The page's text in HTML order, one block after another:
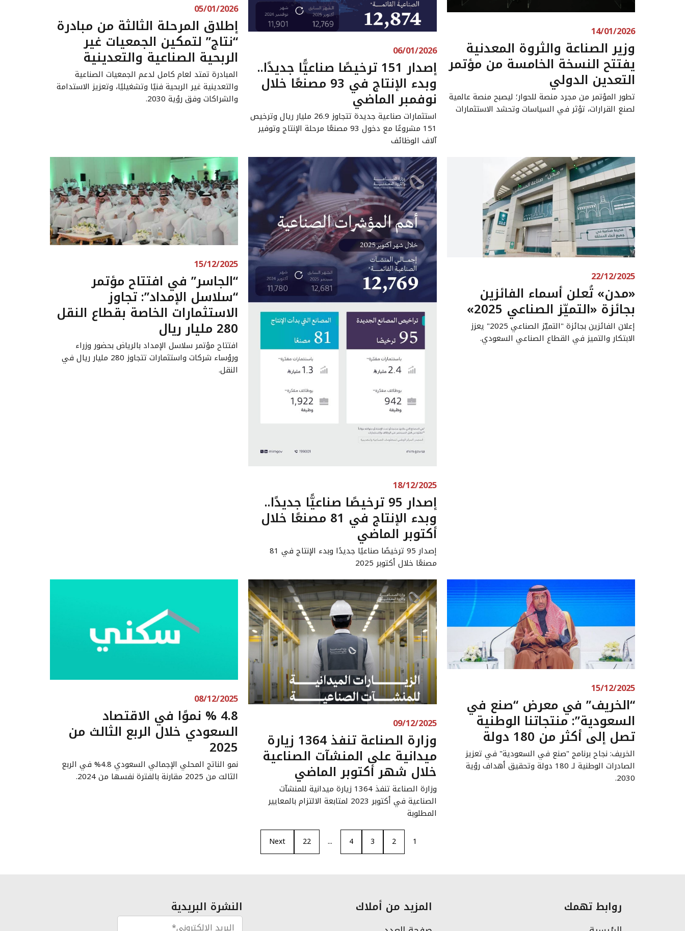
14/01/2026
وزير الصناعة والثروة المعدنية
يفتتح النسخة الخامسة من مؤتمر
التعدين الدولي
تطور المؤتمر من مجرد منصة للحوار؛ ليصبح منصة عالمية
لصنع القرارات، تؤثر في السياسات وتحشد الاستثمارات
06/01/2026
إصدار 151 ترخيصًا صناعيًّا جديدًا..
وبدء الإنتاج في 93 مصنعًا خلال
نوفمبر الماضي
استثمارات صناعية جديدة تتجاوز 26.9 مليار ريال وترخيص
151 مشروعًا مع دخول 93 مصنعًا مرحلة الإنتاج وتوفير
آلاف الوظائف
05/01/2026
إطلاق المرحلة الثالثة من مبادرة
“نتاج” لتمكين الجمعيات غير
الربحية الصناعية والتعدينية
المبادرة تمتد لعام كامل لدعم الجمعيات الصناعية
والتعدينية غير الربحية فنيًا وتشغيليًا، وتعزيز الاستدامة
والشراكات وفق رؤية 2030.
22/12/2025
«مدن» تُعلن أسماء الفائزين
بجائزة «التميّز الصناعي 2025»
إعلان الفائزين بجائزة "التميّز الصناعي 2025" يعزز
الابتكار والتميز في القطاع الصناعي السعودي.
18/12/2025
إصدار 95 ترخيصًا صناعيًّا جديدًا..
وبدء الإنتاج في 81 مصنعًا خلال
أكتوبر الماضي
إصدار 95 ترخيصًا صناعيًا جديدًا وبدء الإنتاج في 81
مصنعًا خلال أكتوبر 2025
15/12/2025
“الجاسر” في افتتاح مؤتمر
“سلاسل الإمداد”: تجاوز
الاستثمارات الخاصة بقطاع النقل
280 مليار ريال
افتتاح مؤتمر سلاسل الإمداد بالرياض بحضور وزراء
ورؤساء شركات واستثمارات تتجاوز 280 مليار ريال في
النقل.
15/12/2025
“الخريف” في معرض “صنع في
السعودية”: منتجاتنا الوطنية
تصل إلى أكثر من 180 دولة
الخريف: نجاح برنامج "صنع في السعودية" في تعزيز
الصادرات الوطنية لـ 180 دولة وتحقيق أهداف رؤية
2030.
09/12/2025
وزارة الصناعة تنفذ 1364 زيارة
ميدانية على المنشآت الصناعية
خلال شهر أكتوبر الماضي
وزارة الصناعة تنفذ 1364 زيارة ميدانية للمنشآت
الصناعية في أكتوبر 2023 لمتابعة الالتزام بالمعايير
المطلوبة
08/12/2025
4.8 % نموًا في الاقتصاد
السعودي خلال الربع الثالث من
2025
نمو الناتج المحلي الإجمالي السعودي 4.8% في الربع
الثالث من 2025 مقارنة بالفترة نفسها من 2024.
1
2
3
4
...
22
Next
روابط تهمك المزيد من أملاك النشرة البريدية